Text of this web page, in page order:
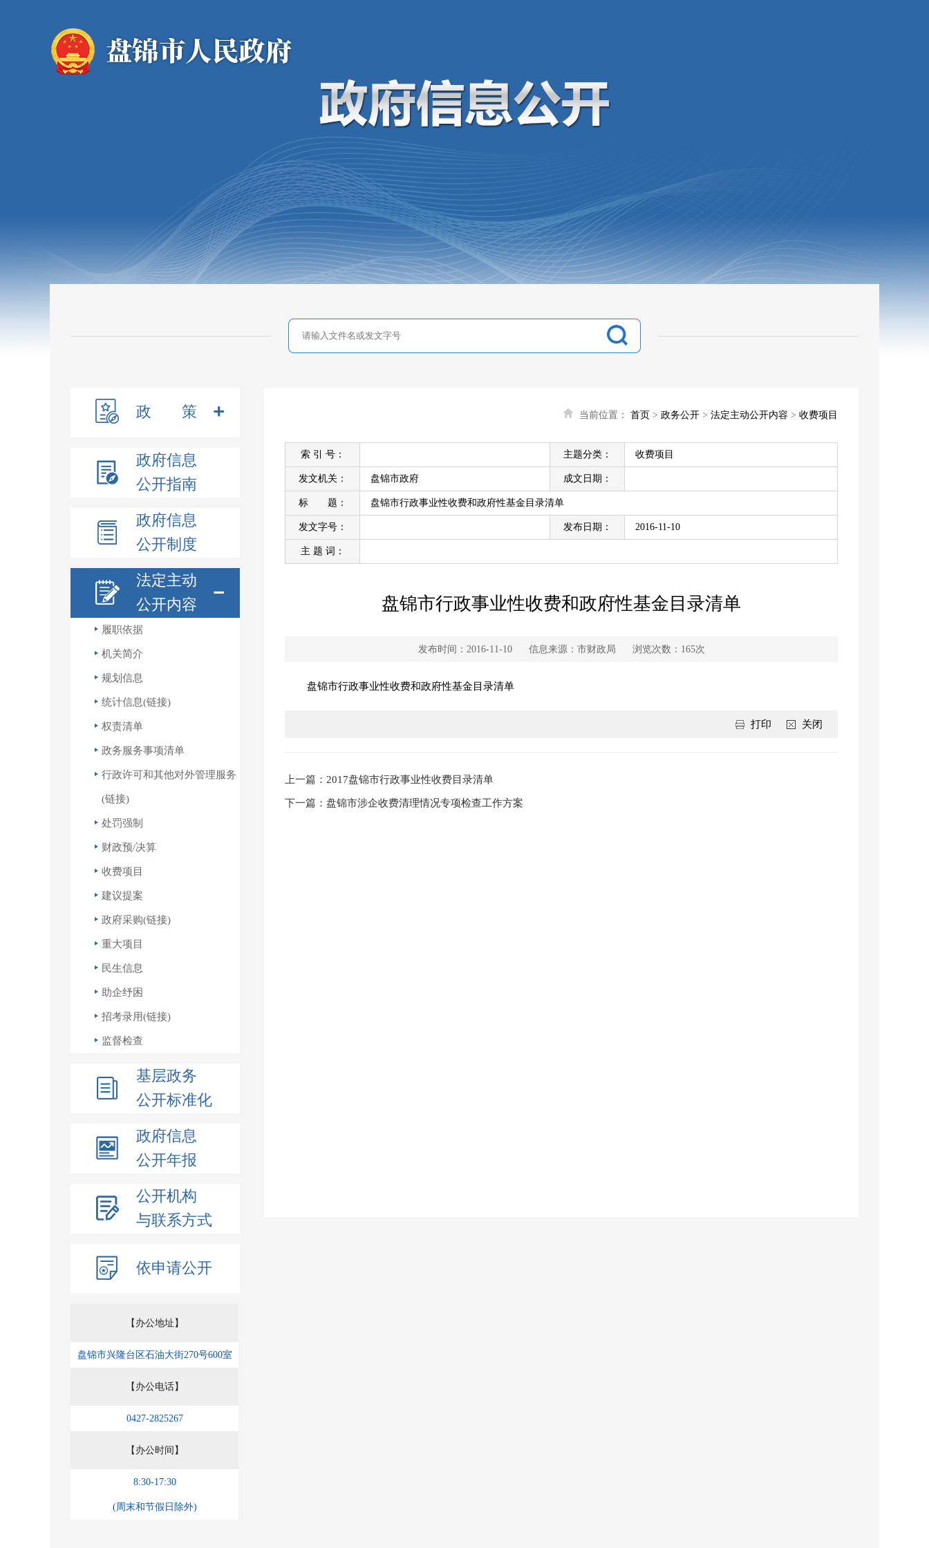
政 策
政府信息
公开指南
政府信息
公开制度
法定主动
公开内容
履职依据
机关简介
规划信息
统计信息(链接)
权责清单
政务服务事项清单
行政许可和其他对外管理服务
(链接)
处罚强制
财政预/决算
收费项目
建议提案
政府采购(链接)
重大项目
民生信息
助企纾困
招考录用(链接)
监督检查
基层政务
公开标准化
政府信息
公开年报
公开机构
与联系方式
依申请公开
【办公地址】
盘锦市兴隆台区石油大街270号600室
【办公电话】
0427-2825267
【办公时间】
8:30-17:30
(周末和节假日除外)
当前位置： 首页 > 政务公开 > 法定主动公开内容 > 收费项目
索 引 号： 主题分类： 收费项目
发文机关： 盘锦市政府 成文日期：
标 题： 盘锦市行政事业性收费和政府性基金目录清单
发文字号： 发布日期： 2016-11-10
主 题 词：
盘锦市行政事业性收费和政府性基金目录清单
发布时间：2016-11-10 信息来源：市财政局 浏览次数： 165次
盘锦市行政事业性收费和政府性基金目录清单
关闭
打印
上一篇：2017盘锦市行政事业性收费目录清单
下一篇：盘锦市涉企收费清理情况专项检查工作方案